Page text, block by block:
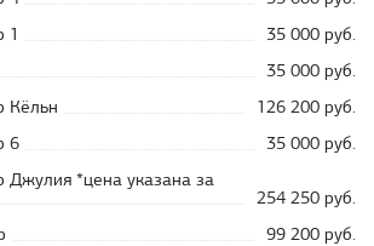
1
35 000 руб.
35 000 руб.
Кёльн
126 200 руб.
6
35 000 руб.
Джулия *цена указана за
254 250 руб.
99 200 руб.